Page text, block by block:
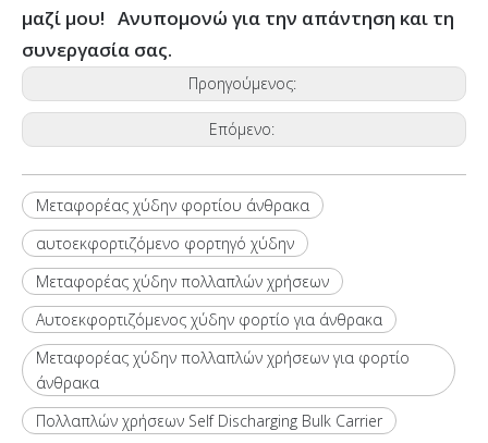
μαζί μου! Ανυπομονώ για την απάντηση και τη
συνεργασία σας.
Προηγούμενος:
Επόμενο:
Μεταφορέας χύδην φορτίου άνθρακα
αυτοεκφορτιζόμενο φορτηγό χύδην
Μεταφορέας χύδην πολλαπλών χρήσεων
Αυτοεκφορτιζόμενος χύδην φορτίο για άνθρακα
Μεταφορέας χύδην πολλαπλών χρήσεων για φορτίο
άνθρακα
Πολλαπλών χρήσεων Self Discharging Bulk Carrier